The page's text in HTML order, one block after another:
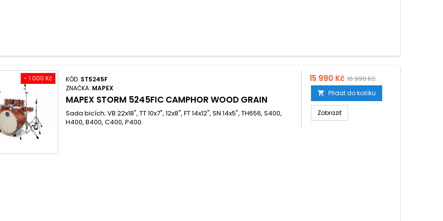
- 1 000 Kč KÓD: ST5245F
ZNAČKA: MAPEX
MAPEX STORM 5245FIC CAMPHOR WOOD GRAIN
Sada bicích; VB 22x18", TT 10x7", 12x8", FT 14x12", SN 14x5", TH656, S400,
H400, B400, C400, P400.
15 990 Kč 16 990 Kč
 Přidat do košíku
Zobrazit